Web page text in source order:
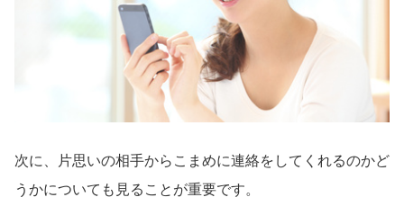
次に、片思いの相手からこまめに連絡をしてくれるのかど
うかについても見ることが重要です。